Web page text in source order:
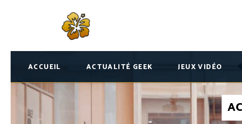
ACCUEIL ACTUALITÉ GEEK JEUX VIDÉO